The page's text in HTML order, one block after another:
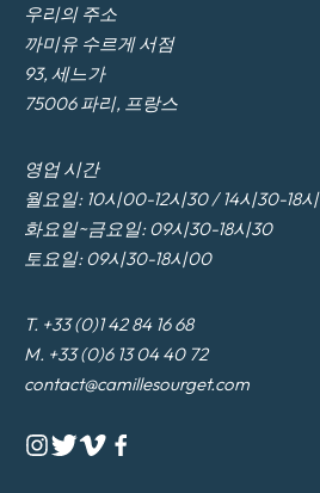
우리의 주소
까미유 수르게 서점
93, 세느가
75006 파리, 프랑스
영업 시간
월요일: 10시00-12시30 / 14시30-18시
화요일~금요일: 09시30-18시30
토요일: 09시30-18시00
T. +33 (0)1 42 84 16 68
M. +33 (0)6 13 04 40 72
contact@camillesourget.com